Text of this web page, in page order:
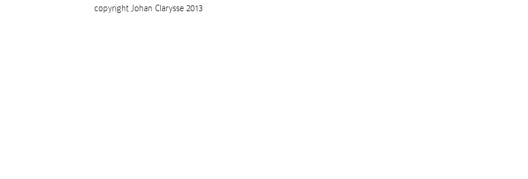
copyright Johan Clarysse 2013